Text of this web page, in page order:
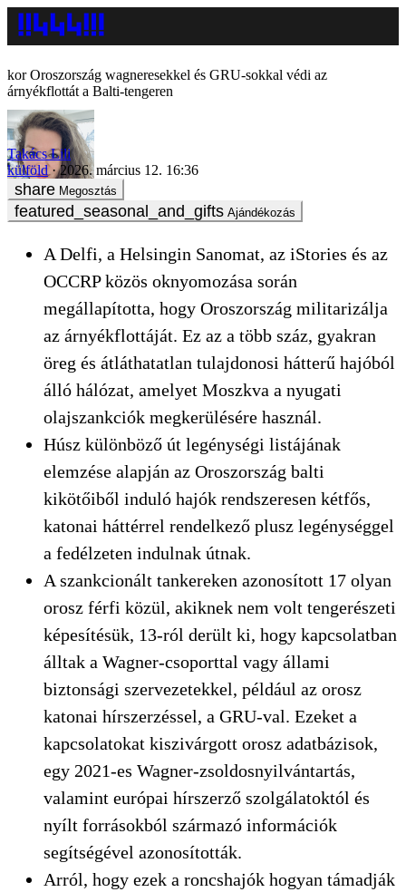
Oroszország wagneresekkel és GRU-sokkal védi az
árnyékflottát a Balti-tengeren
Takács Lili
külföld
2026. március 12. 16:36
Megosztás
Ajándékozás
A Delfi, a Helsingin Sanomat, az iStories és az
OCCRP közös oknyomozása során
megállapította, hogy Oroszország militarizálja
az árnyékflottáját. Ez az a több száz, gyakran
öreg és átláthatatlan tulajdonosi hátterű hajóból
álló hálózat, amelyet Moszkva a nyugati
olajszankciók megkerülésére használ.
Húsz különböző út legénységi listájának
elemzése alapján az Oroszország balti
kikötőiből induló hajók rendszeresen kétfős,
katonai háttérrel rendelkező plusz legénységgel
a fedélzeten indulnak útnak.
A szankcionált tankereken azonosított 17 olyan
orosz férfi közül, akiknek nem volt tengerészeti
képesítésük, 13-ról derült ki, hogy kapcsolatban
álltak a Wagner-csoporttal vagy állami
biztonsági szervezetekkel, például az orosz
katonai hírszerzéssel, a GRU-val. Ezeket a
kapcsolatokat kiszivárgott orosz adatbázisok,
egy 2021-es Wagner-zsoldosnyilvántartás,
valamint európai hírszerző szolgálatoktól és
nyílt forrásokból származó információk
segítségével azonosították.
Arról, hogy ezek a roncshajók hogyan támadják